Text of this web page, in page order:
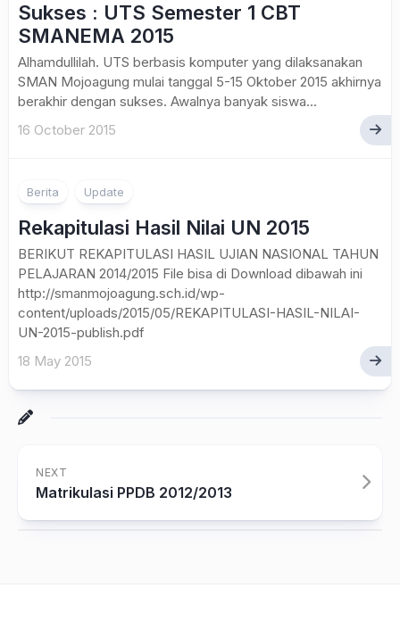
Sukses : UTS Semester 1 CBT
SMANEMA 2015
Alhamdullilah. UTS berbasis komputer yang dilaksanakan
SMAN Mojoagung mulai tanggal 5-15 Oktober 2015 akhirnya
berakhir dengan sukses. Awalnya banyak siswa...
16 October 2015
Berita Update
Rekapitulasi Hasil Nilai UN 2015
BERIKUT REKAPITULASI HASIL UJIAN NASIONAL TAHUN
PELAJARAN 2014/2015 File bisa di Download dibawah ini
http://smanmojoagung.sch.id/wp-
content/uploads/2015/05/REKAPITULASI-HASIL-NILAI-
UN-2015-publish.pdf
18 May 2015
NEXT
Matrikulasi PPDB 2012/2013